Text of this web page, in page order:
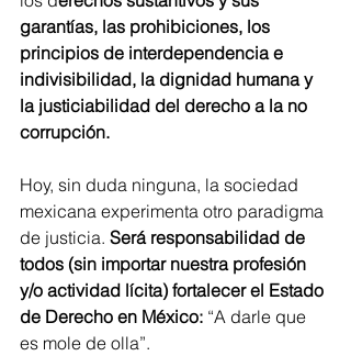
garantías, las prohibiciones, los
principios de interdependencia e
indivisibilidad, la dignidad humana y
la justiciabilidad del derecho a la no
corrupción.
Hoy, sin duda ninguna, la sociedad
mexicana experimenta otro paradigma
de justicia. Será responsabilidad de
todos (sin importar nuestra profesión
y/o actividad lícita) fortalecer el Estado
de Derecho en México: “A darle que
es mole de olla”.